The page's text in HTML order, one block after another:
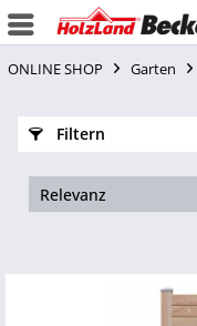
ONLINE SHOP Garten
Filtern